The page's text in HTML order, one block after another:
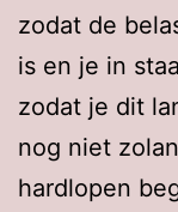
zodat de
is en je in
zodat je dit
nog niet
hardlopen